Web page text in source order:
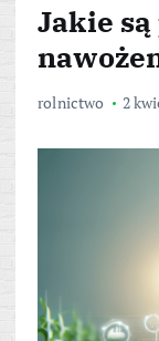
Jakie
rolnictwo 2